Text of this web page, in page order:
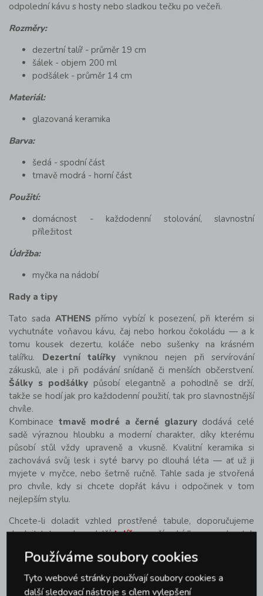
odpolední kávu s hosty nebo sladkou tečku po večeři.
Rozměry:
dezertní talíř - průměr 19 cm
šálek - objem 200 ml
podšálek - průměr 14 cm
Materiál:
glazovaná keramika
Barva:
šedá - spodní část
tmavě modrá - horní část
Použití:
domácnost - každodenní stolování, slavnostní
příležitost
Údržba:
myčka na nádobí
Rady a tipy
Tato sada ATHENSpřímo vybízí k posezení, při kterém si
vychutnáte voňavou kávu, čaj nebo horkou čokoládu — a k
tomu kousek dezertu, koláče nebo sušenky na krásném
talířku. Dezertní talířky vyniknou nejen při servírování
zákusků, ale i při podávání snídaně či menších občerstvení.
Šálky s podšálky působí elegantně a pohodlně se drží,
takže se hodí jak pro každodenní použití, tak pro slavnostnější
chvíle.
Kombinace tmavě modré a černé glazurydodává celé
sadě výraznou hloubku a moderní charakter, díky kterému
působí stůl vždy upraveně a vkusně. Kvalitní keramika si
zachovává svůj lesk i syté barvy po dlouhá léta — ať už ji
myjete v myčce, nebo šetrně ručně. Tahle sada je stvořená
pro chvíle, kdy si chcete dopřát kávu i odpočinek v tom
nejlepším stylu.
Chcete-li doladit vzhled prostřené tabule, doporučujeme
doplnit tuto sadu o další talíře z naší nabídky – snadno tak
podle příležitosti. K dokonalému stolování samozřejmě patří
příbory
, které podtrhnou celkový dojem a dodají prostřené
tabuli jednotný styl. Vyberte si z naší široké nabídky
Používáme soubory cookies
Tyto webové stránky používají soubory cookies a
další sledovací nástroje s cílem vylepšení